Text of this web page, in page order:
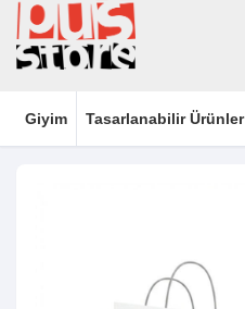
Giyim Tasarlanabilir Ürünler